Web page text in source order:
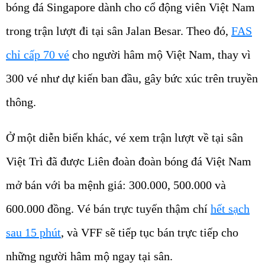
bóng đá Singapore dành cho cổ động viên Việt Nam
trong trận lượt đi tại sân Jalan Besar. Theo đó, FAS
chỉ cấp 70 vé cho người hâm mộ Việt Nam, thay vì
300 vé như dự kiến ban đầu, gây bức xúc trên truyền
thông.
Ở một diễn biến khác, vé xem trận lượt về tại sân
Việt Trì đã được Liên đoàn đoàn bóng đá Việt Nam
mở bán với ba mệnh giá: 300.000, 500.000 và
600.000 đồng. Vé bán trực tuyến thậm chí hết sạch
sau 15 phút, và VFF sẽ tiếp tục bán trực tiếp cho
những người hâm mộ ngay tại sân.